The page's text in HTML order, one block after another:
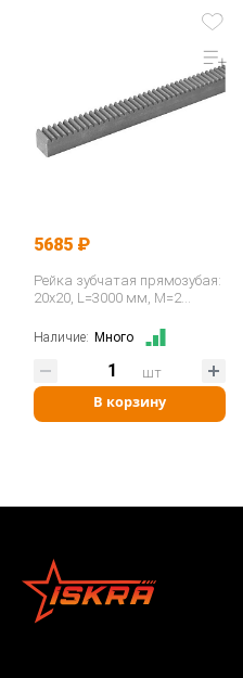
5685 ₽
Рейка зубчатая прямозубая:
20x20, L=3000 мм, M=2
Наличие: Много
В корзину
шт